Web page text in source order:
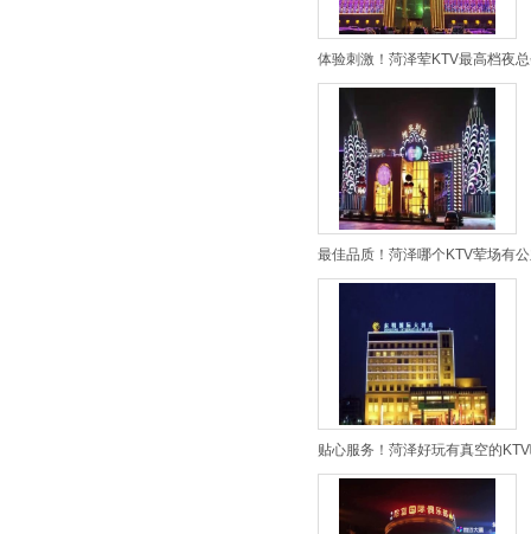
体验刺激！菏泽荤KTV最高档夜
最佳品质！菏泽哪个KTV荤场有
贴心服务！菏泽好玩有真空的